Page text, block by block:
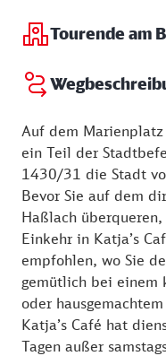
Donnerstag:
Tourende am
Auf dem
ein Teil der
1430/31 die Stadt
Bevor Sie auf dem
Haßlach
Einkehr in Katja’s
empfohlen, wo Sie
gemütlich bei einem
oder
Katja’s Café hat
Tagen außer